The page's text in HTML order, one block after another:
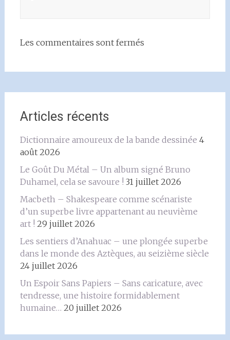
Les commentaires sont fermés
Articles récents
Dictionnaire amoureux de la bande dessinée 4
août 2026
Le Goût Du Métal – Un album signé Bruno
Duhamel, cela se savoure ! 31 juillet 2026
Macbeth – Shakespeare comme scénariste
d’un superbe livre appartenant au neuvième
art ! 29 juillet 2026
Les sentiers d’Anahuac – une plongée superbe
dans le monde des Aztèques, au seizième siècle
24 juillet 2026
Un Espoir Sans Papiers – Sans caricature, avec
tendresse, une histoire formidablement
humaine… 20 juillet 2026